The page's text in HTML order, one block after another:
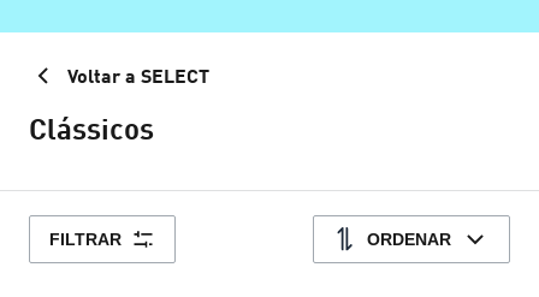
Voltar a SELECT
Clássicos
FILTRAR ORDENAR